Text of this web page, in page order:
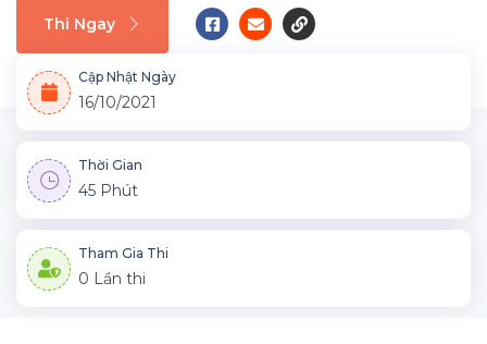
Thi Ngay
Cập Nhật Ngày
16/10/2021
Thời Gian
45 Phút
Tham Gia Thi
0 Lần thi